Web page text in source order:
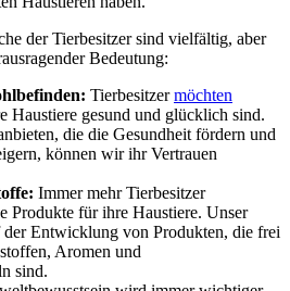
der Tierbesitzer sind vielfältig, aber
Bedeutung:
Tierbesitzermöchten
Haustiere gesund und‍ glücklich sind.
die die Gesundheit ‍fördern und
können wir ihr ‌Vertrauen
⁣Immer mehr Tierbesitzer
Produkte für ihre⁢ Haustiere. Unser
der Entwicklung von​ Produkten, die frei
Aromen und
sind.